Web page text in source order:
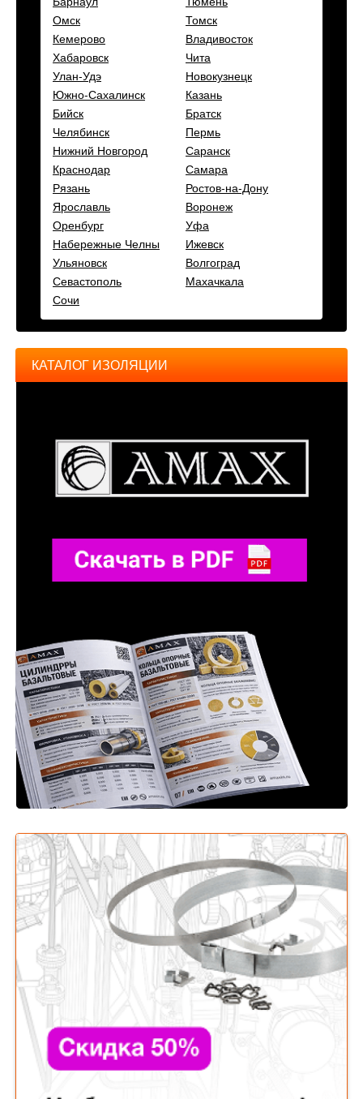
Омск
Томск
Кемерово
Владивосток
Хабаровск
Чита
Улан-Удэ
Новокузнецк
Южно-Сахалинск
Казань
Бийск
Братск
Челябинск
Пермь
Нижний Новгород
Саранск
Краснодар
Самара
Рязань
Ростов-на-Дону
Ярославль
Воронеж
Оренбург
Уфа
Набережные Челны
Ижевск
Ульяновск
Волгоград
Севастополь
Махачкала
Сочи
КАТАЛОГ ИЗОЛЯЦИИ